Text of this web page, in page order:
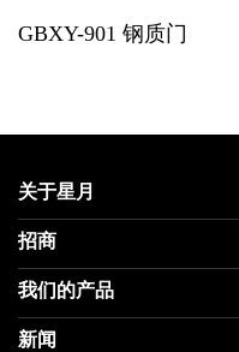
GBXY-901 钢质门
关于星月
企业简介
企业文化
荣誉殿堂
招商
门店展示
我们的产品
民用家装（零售）
新闻